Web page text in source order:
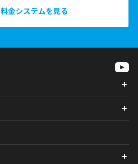
料金システムを見る